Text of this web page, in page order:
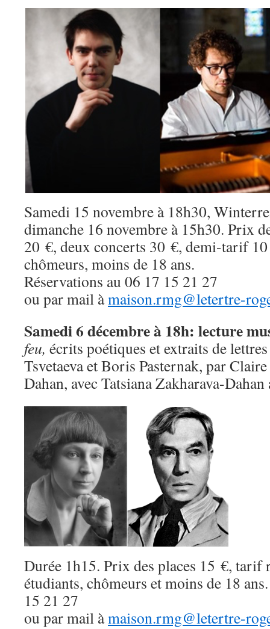
Samedi 15 novembre à 18h30,
dimanche 16 novembre à 15h30. Prix
20 €, deux concerts 30 €, demi-tarif
chômeurs, moins de 18 ans.
Réservations au 06 17 15 21 27
ou par mail àmaison.rmg@letertre-
Samedi 6 décembre à 18h: lecture
feu, écrits poétiques et extraits de
Tsvetaeva et Boris Pasternak, par
Dahan, avec Tatsiana Zakharava-
Durée 1h15. Prix des places 15 €,
étudiants, chômeurs et moins de 18
15 21 27
ou par mail àmaison.rmg@letertre-